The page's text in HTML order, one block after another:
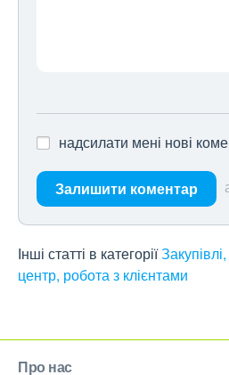
надсилати мені нові
Залишити коментар
Інші статті в категорії
центр, робота з клієнтами
Про нас